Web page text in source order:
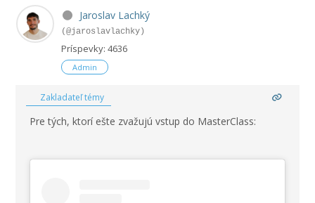
Jaroslav Lachký
(@jaroslavlachky)
Príspevky: 4636
Admin
Zakladateľ témy
Pre tých, ktorí ešte zvažujú vstup do MasterClass: